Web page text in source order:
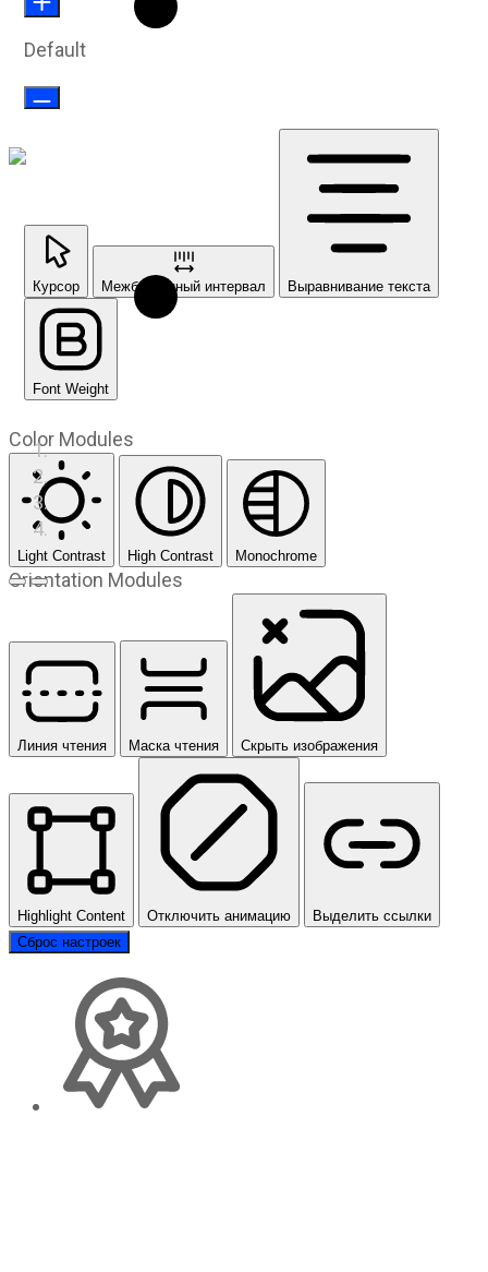
Предыдущий слайд
Следующий слайд
Default
Курсор Межбуквенный интервал Выравнивание текста
Font Weight
Color Modules
Light Contrast High Contrast Monochrome
Orientation Modules
Линия чтения Маска чтения Скрыть изображения
Highlight Content Отключить анимацию
Выделить ссылки
Сброс настроек